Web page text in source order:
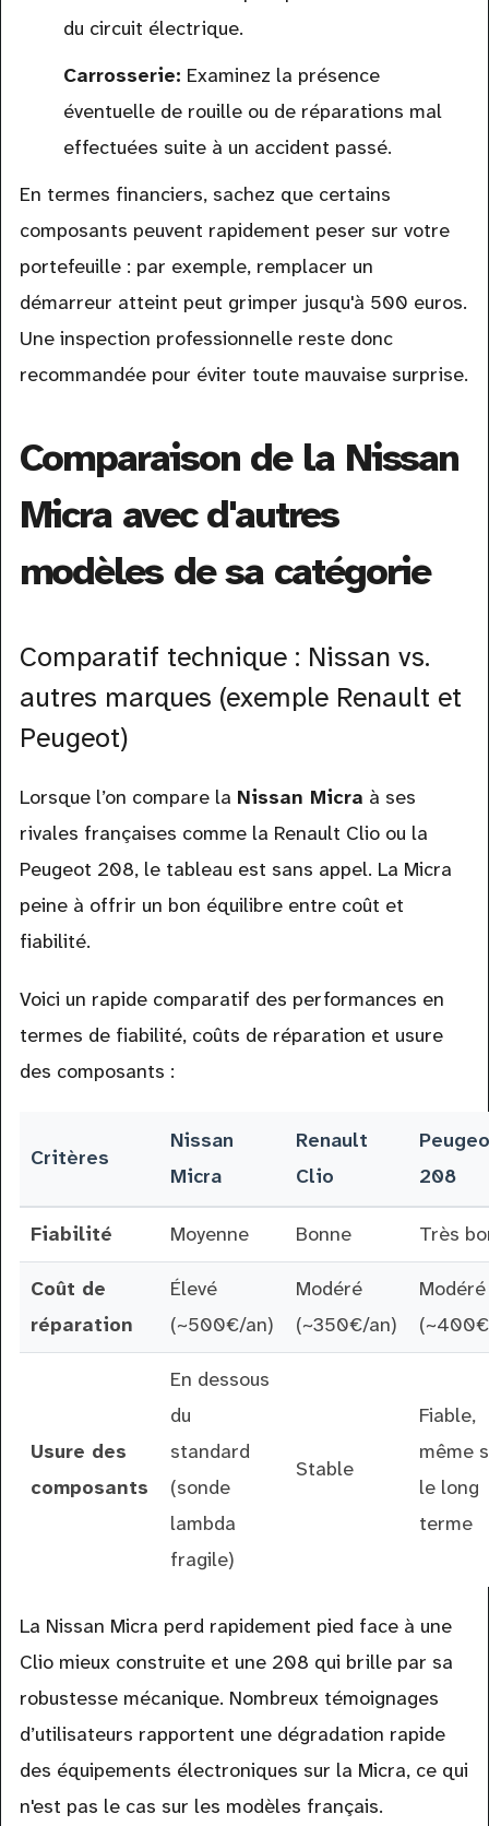
du circuit électrique.
Carrosserie: Examinez la présence
éventuelle de rouille ou de réparations mal
effectuées suite à un accident passé.
En termes financiers, sachez que certains
composants peuvent rapidement peser sur votre
portefeuille : par exemple, remplacer un
démarreur atteint peut grimper jusqu'à 500 euros.
Une inspection professionnelle reste donc
recommandée pour éviter toute mauvaise surprise.
Comparaison de la Nissan
Micra avec d'autres
modèles de sa catégorie
Comparatif technique : Nissan vs.
autres marques (exemple Renault et
Peugeot)
Lorsque l’on compare la Nissan Micra à ses
rivales françaises comme la Renault Clio ou la
Peugeot 208, le tableau est sans appel. La Micra
peine à offrir un bon équilibre entre coût et
fiabilité.
Voici un rapide comparatif des performances en
termes de fiabilité, coûts de réparation et usure
des composants :
Critères
Nissan
Micra
Renault
Clio
208
Fiabilité Moyenne Bonne Très
Coût de
réparation
Élevé
(~500€/an)
Modéré
(~350€/an)
Modéré
Usure des
composants
En dessous
du
standard
(sonde
lambda
fragile)
Stable
Fiable,
même
le long
terme
La Nissan Micra perd rapidement pied face à une
Clio mieux construite et une 208 qui brille par sa
robustesse mécanique. Nombreux témoignages
d’utilisateurs rapportent une dégradation rapide
des équipements électroniques sur la Micra, ce qui
n'est pas le cas sur les modèles français.